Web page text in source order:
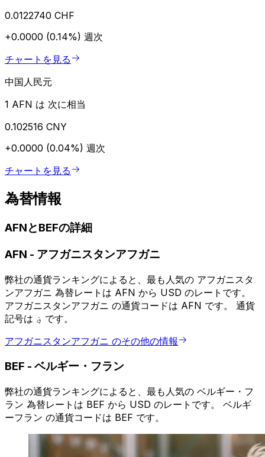
0.0122740 CHF
+0.0000 (0.14%) 週次
チャートを見る
中国人民元
1 AFN は 次に相当
0.102516 CNY
+0.0000 (0.04%) 週次
チャートを見る
為替情報
AFNとBEFの詳細
AFN - アフガニスタンアフガニ
弊社の通貨ランキングによると、最も人気の アフガニスタ
ンアフガニ 為替レートは AFN から USD のレートです。
アフガニスタンアフガニ の通貨コードは AFN です。 通貨
記号は ؋ です。
アフガニスタンアフガニ のその他の情報
BEF - ベルギー・フラン
弊社の通貨ランキングによると、最も人気の ベルギー・フ
ラン 為替レートは BEF から USD のレートです。 ベルギ
ーフラン の通貨コードは BEF です。